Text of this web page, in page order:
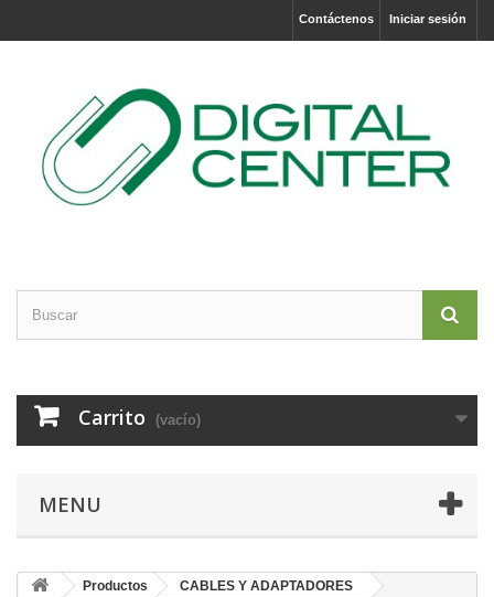
Iniciar sesión
Contáctenos
Carrito (vacío)
MENU
Productos
CABLES Y ADAPTADORES